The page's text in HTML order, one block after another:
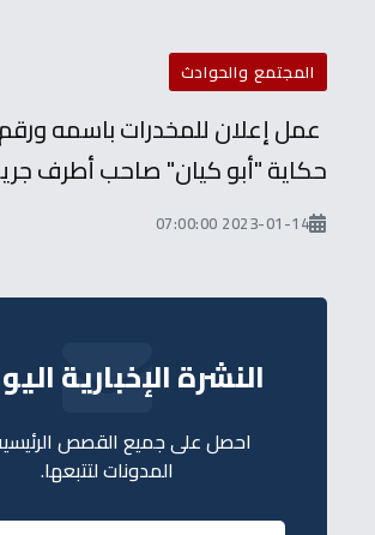
المجتمع والحوادث
عمل إعلان للمخدرات باسمه
حكاية "أبو كيان" صاحب أطرف
2023-01-14 07:00:00
النشرة الإخبارية
احصل على جميع القصص
المدونات لتتبعها.